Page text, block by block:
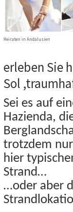
Heiraten in Andalusien
erleben Sie
Sol
Sei es auf
Hazienda,
trotzdem
hier
Strand…
…oder aber